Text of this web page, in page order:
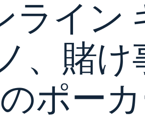
ライン
、賭け
ポー